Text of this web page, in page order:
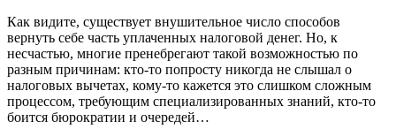
Как видите, существует внушительное число способов
вернуть себе часть уплаченных налоговой денег. Но, к
несчастью, многие пренебрегают такой возможностью по
разным причинам: кто-то попросту никогда не слышал о
налоговых вычетах, кому-то кажется это слишком сложным
процессом, требующим специализированных знаний, кто-то
боится бюрократии и очередей…